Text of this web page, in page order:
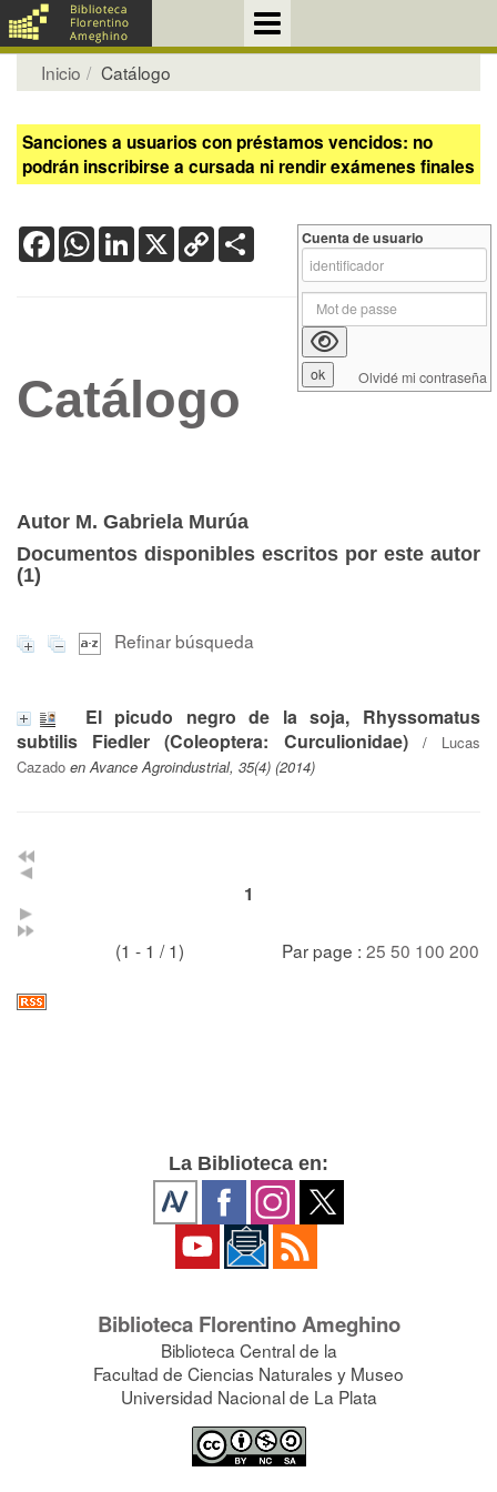
Inicio Catálogo
Sanciones a usuarios con préstamos vencidos: no
podrán inscribirse a cursada ni rendir exámenes finales
FacebookWhatsApp
LinkedIn
X Copy
Link
Catálogo
Autor M. Gabriela Murúa
Documentos disponibles escritos por este autor
(1)
Refinar búsqueda
El picudo negro de la soja, Rhyssomatus
subtilis Fiedler (Coleoptera: Curculionidae)/ Lucas
Cazado en Avance Agroindustrial, 35(4) (2014)
1
(1 - 1 / 1) Par page : 25 50 100 200
Cuenta de usuario
Olvidé mi contraseña
La Biblioteca en:
Biblioteca Florentino Ameghino
Biblioteca Central de la
Facultad de Ciencias Naturales y Museo
Universidad Nacional de La Plata